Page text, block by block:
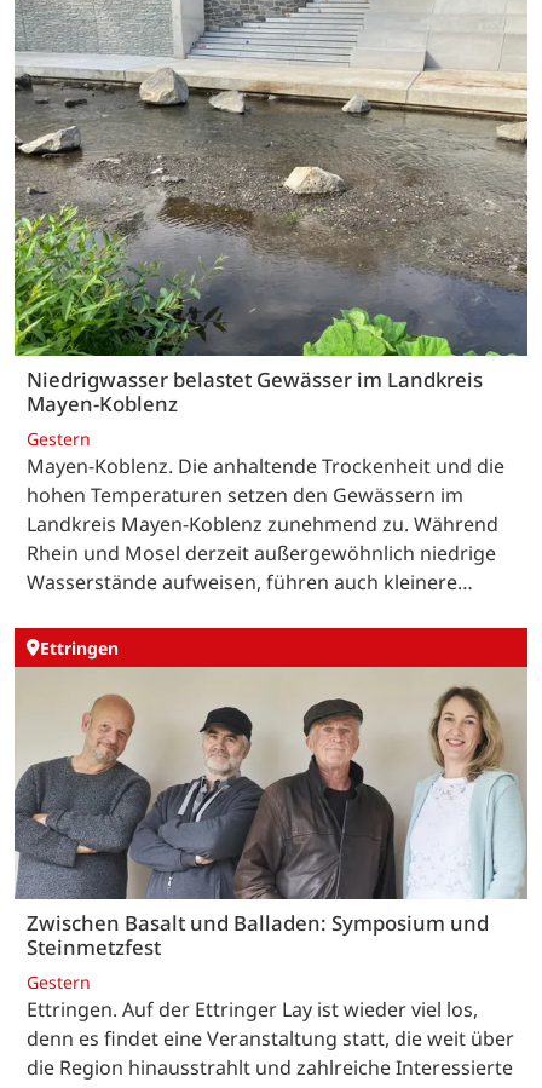
Niedrigwasser belastet Gewässer im Landkreis
Mayen-Koblenz
Gestern
Mayen-Koblenz. Die anhaltende Trockenheit und die
hohen Temperaturen setzen den Gewässern im
Landkreis Mayen-Koblenz zunehmend zu. Während
Rhein und Mosel derzeit außergewöhnlich niedrige
Wasserstände aufweisen, führen auch kleinere…
Ettringen
Zwischen Basalt und Balladen: Symposium und
Steinmetzfest
Gestern
Ettringen. Auf der Ettringer Lay ist wieder viel los,
denn es findet eine Veranstaltung statt, die weit über
die Region hinausstrahlt und zahlreiche Interessierte